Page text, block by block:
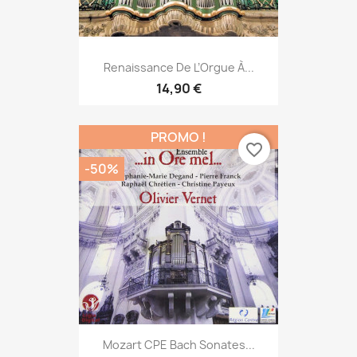
Renaissance De L’Orgue À...
14,90 €
Mozart CPE Bach Sonates...
PROMO !
-50%
favorite_border